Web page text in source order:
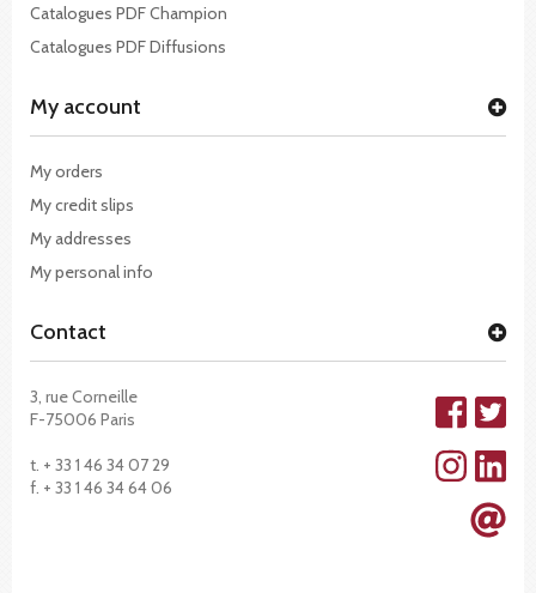
Catalogues PDF Champion
Catalogues PDF Diffusions
My account
My orders
My credit slips
My addresses
My personal info
Contact
3, rue Corneille
F-75006 Paris
t. + 33 1 46 34 07 29
f. + 33 1 46 34 64 06